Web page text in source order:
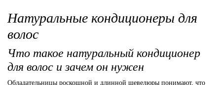
Натуральные кондиционеры для
волос
Что такое натуральный кондиционер
для волос и зачем он нужен
Обладательницы роскошной и длинной шевелюры понимают, что